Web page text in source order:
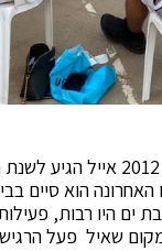
לאיל יפרח היה קשר מאוד עמוק עם
הוא סיים
ים היו רבות,
שאיל פעל